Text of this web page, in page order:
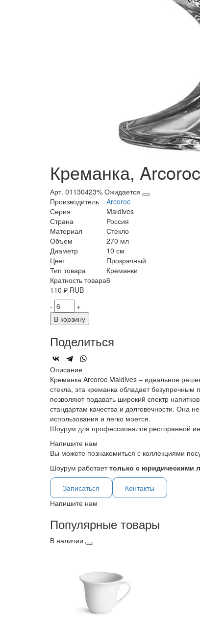
Креманка,
Арт. 01130423% Ожидается
Производитель
Arcoroc
Серия
Maldives
Страна
Россия
Материал
Стекло
Объем
270 мл
Диаметр
10 см
Цвет
Прозрачный
Тип товара
Креманки
Кратность товара6
110 ₽ RUB
-
+
В корзину
Поделиться
Описание
Креманка Arcoroc Maldives – идеальное
стекла, эта креманка обладает
позволяют подавать широкий спектр
стандартам качества и долговечности. Она
использования и легко моется.
Шоурум для профессионалов ресторанной
Напишите нам
Вы можете познакомиться с коллекциями
Шоурум работаеттолько с юридическими
Записаться
Контакты
Напишите нам
Популярные товары
В наличии